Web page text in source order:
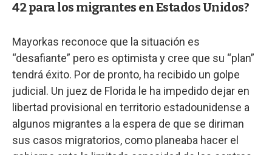
42 para los migrantes en Estados Unidos?
Mayorkas reconoce que la situación es
“desafiante” pero es optimista y cree que su “plan”
tendrá éxito. Por de pronto, ha recibido un golpe
judicial. Un juez de Florida le ha impedido dejar en
libertad provisional en territorio estadounidense a
algunos migrantes a la espera de que se diriman
sus casos migratorios, como planeaba hacer el